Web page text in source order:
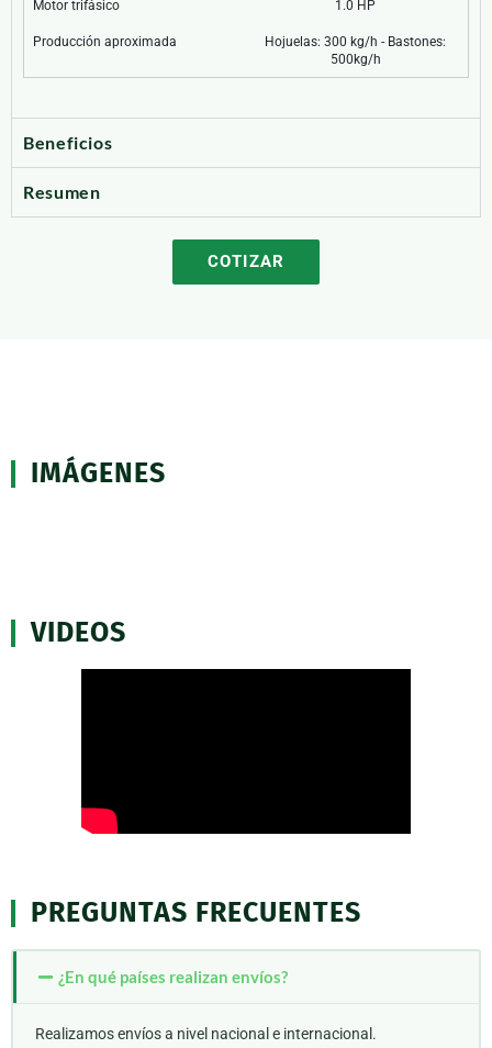
Motor trifásico 1.0 HP
Producción aproximada
Hojuelas: 300 kg/h - Bastones:
500kg/h
Beneficios
Resumen
COTIZAR
IMÁGENES
VIDEOS
PREGUNTAS FRECUENTES
¿En qué países realizan envíos?
Realizamos envíos a nivel nacional e internacional.